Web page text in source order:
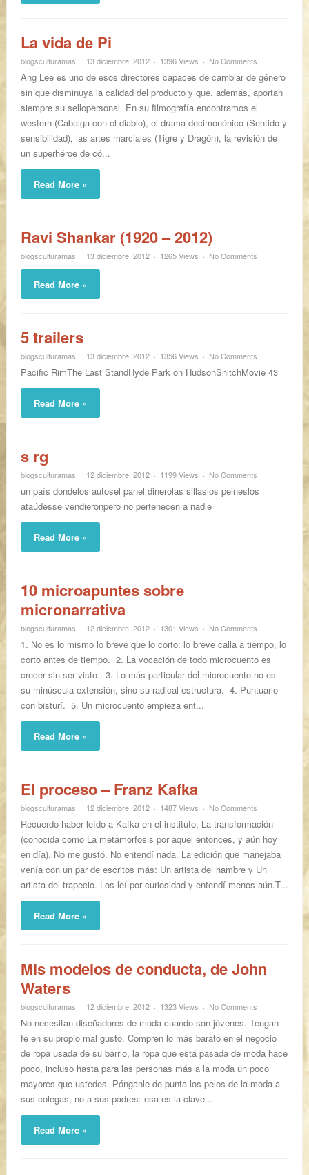
La vida de Pi
blogsculturamas 13 diciembre, 2012 1396 Views No Comments
Ang Lee es uno de esos directores capaces de cambiar de género
sin que disminuya la calidad del producto y que, además, aportan
siempre su sellopersonal. En su filmografía encontramos el
western (Cabalga con el diablo), el drama decimonónico (Sentido y
sensibilidad), las artes marciales (Tigre y Dragón), la revisión de
un superhéroe de có...
Read More »
Ravi Shankar (1920 – 2012)
blogsculturamas 13 diciembre, 2012 1265 Views No Comments
Read More »
5 trailers
blogsculturamas 13 diciembre, 2012 1356 Views No Comments
Pacific RimThe Last StandHyde Park on HudsonSnitchMovie 43
Read More »
s rg
blogsculturamas 12 diciembre, 2012 1199 Views No Comments
un país dondelos autosel panel dinerolas sillaslos peineslos
ataúdesse vendieronpero no pertenecen a nadie
Read More »
10 microapuntes sobre
micronarrativa
blogsculturamas 12 diciembre, 2012 1301 Views No Comments
1. No es lo mismo lo breve que lo corto: lo breve calla a tiempo, lo
corto antes de tiempo. 2. La vocación de todo microcuento es
crecer sin ser visto. 3. Lo más particular del microcuento no es
su minúscula extensión, sino su radical estructura. 4. Puntuarlo
con bisturí. 5. Un microcuento empieza ent...
Read More »
El proceso – Franz Kafka
blogsculturamas 12 diciembre, 2012 1487 Views No Comments
Recuerdo haber leído a Kafka en el instituto, La transformación
(conocida como La metamorfosis por aquel entonces, y aún hoy
en día). No me gustó. No entendí nada. La edición que manejaba
venía con un par de escritos más: Un artista del hambre y Un
artista del trapecio. Los leí por curiosidad y entendí menos aún.T...
Read More »
Mis modelos de conducta, de John
Waters
blogsculturamas 12 diciembre, 2012 1323 Views No Comments
No necesitan diseñadores de moda cuando son jóvenes. Tengan
fe en su propio mal gusto. Compren lo más barato en el negocio
de ropa usada de su barrio, la ropa que está pasada de moda hace
poco, incluso hasta para las personas más a la moda un poco
mayores que ustedes. Pónganle de punta los pelos de la moda a
sus colegas, no a sus padres: esa es la clave...
Read More »